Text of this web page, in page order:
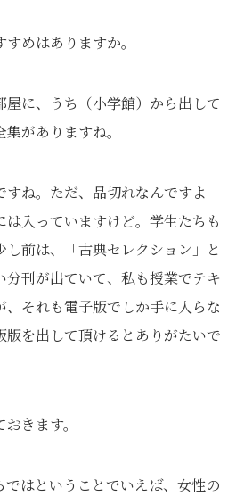
めはありますか。
屋に、うち（小学館）から出して
がありますね。
ね。ただ、品切れなんですよ
入っていますけど。学生たちも
前は、「古典セレクション」と
刊が出ていて、私も授業でテキ
それも電子版でしか手に入らな
版を出して頂けるとありがたいで
きます。
はということでいえば、女性の